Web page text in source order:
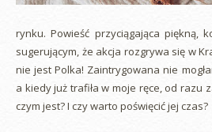
rynku. Powieść przyciągająca piękną,
sugerującym, że akcja rozgrywa się w
nie jest Polka! Zaintrygowana nie
a kiedy już trafiła w moje ręce, od razu
czym jest? I czy warto poświęcić jej czas?